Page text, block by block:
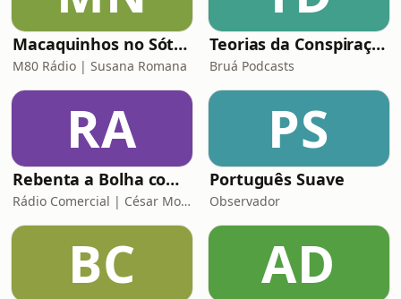
Macaquinhos no Sótão
M80 Rádio | Susana Romana
Teorias da Conspiração
Bruá Podcasts
RA
Rebenta a Bolha com César Mourão
Rádio Comercial | César Mourão
PS
Português Suave
Observador
BC AD